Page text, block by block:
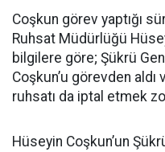
Coşkun görev yaptığı
Ruhsat Müdürlüğü
bilgilere göre; Şükrü
Coşkun’u görevden
ruhsatı da iptal etmek
Hüseyin Coşkun’un